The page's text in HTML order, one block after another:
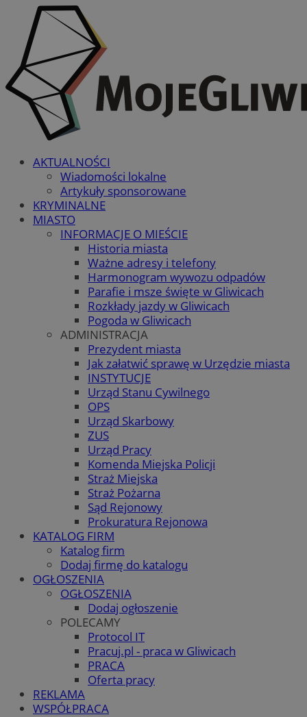
AKTUALNOŚCI
Wiadomości lokalne
Artykuły sponsorowane
KRYMINALNE
MIASTO
INFORMACJE O MIEŚCIE
Historia miasta
Ważne adresy i telefony
Harmonogram wywozu odpadów
Parafie i msze święte w Gliwicach
Rozkłady jazdy w Gliwicach
Pogoda w Gliwicach
ADMINISTRACJA
Prezydent miasta
Jak załatwić sprawę w Urzędzie miasta
INSTYTUCJE
Urząd Stanu Cywilnego
OPS
Urząd Skarbowy
ZUS
Urząd Pracy
Komenda Miejska Policji
Straż Miejska
Straż Pożarna
Sąd Rejonowy
Prokuratura Rejonowa
KATALOG FIRM
Katalog firm
Dodaj firmę do katalogu
OGŁOSZENIA
OGŁOSZENIA
Dodaj ogłoszenie
POLECAMY
Protocol IT
Pracuj.pl - praca w Gliwicach
PRACA
Oferta pracy
REKLAMA
WSPÓŁPRACA